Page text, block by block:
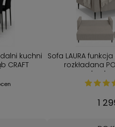
TOALETKA kosmetyczna BIAŁA z
LED wizaż BETI7
3865 ocen